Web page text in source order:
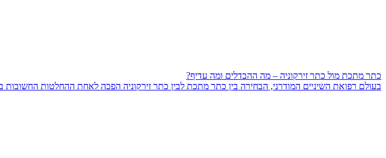
כתר מתכת מול כתר זירקוניה – מה ההבדלים ומה עדיף?
בעולם רפואת השיניים המודרני, הבחירה בין כתר מתכת לבין כתר זירקוניה הפכה לאחת ההחלטות החשובות